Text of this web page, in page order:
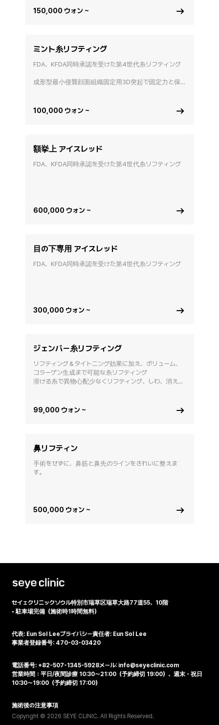
150,000 ウォン ~
ミント糸リフティング
FDA、KFDA同時承認を受けた第4世代糸リフティング
成形型最小侵襲顔面組織固定用3D突起で固定力と保
効果
100,000 ウォン ~
額挙上 アイスレッド
FDA、KFDA同時承認を受けた第4世代糸リフティング
600,000 ウォン ~
目の下専用 アイスレッド
FDA、KFDA同時承認を受けた第4世代糸リフティング
300,000 ウォン ~
ジェンバー糸リフティング
リフティング＆タイトニング効果に加え、ボリューム、
コラーゲン生成まで可能な糸リフティング
溶ける糸で異物心配少なくリフティング、しわ、消えた
99,000 ウォン ~
鼻リフティン
手術をせずに、鼻筋と鼻先のラインをきれいに整えま
す。
500,000 ウォン ~
セイェクリニックソウル特別市瑞草区瑞草大路77道55、10階
•駐車場完備（施術時1時間無料）
代表: Eun Sol Leeプライバシー責任者: Eun Sol Lee
事業者登録番号: 470-03-03420
電話番号: +82-507-1345-5928メール: info@seyeclinic.com
営業時間：平日/夜間診療 10:30～21:00（予約締切 19:00）、週末・祝日
10:30～19:00（予約締切 17:00）
施術後の注意事項
Copyright © 2026 SEYE CLINIC. All Rights Reserved.